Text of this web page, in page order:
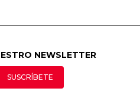
NEWSLETTER
SUSCRÍBETE